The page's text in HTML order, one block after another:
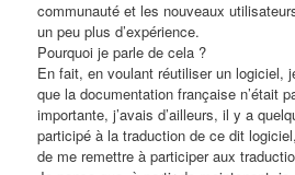
communauté et les nouveaux
un peu plus d’expérience.
Pourquoi je parle de cela ?
En fait, en voulant réutiliser un logiciel,
que la documentation française n’était
importante, j’avais d’ailleurs, il y a
participé à la traduction de ce dit
de me remettre à participer aux